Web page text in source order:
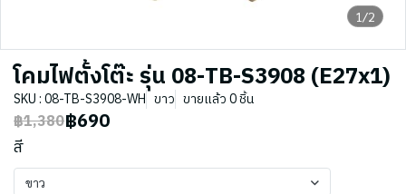
1/2
โคมไฟตั้งโต๊ะ รุ่น 08-TB-S3908 (E27x1)
SKU : 08-TB-S3908-WH ขาว ขายแล้ว 0 ชิ้น
฿1,380฿690
สี
ขาว